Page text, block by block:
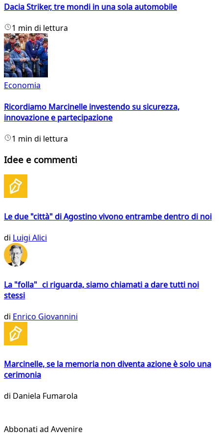
Dacia Striker, tre mondi in una sola automobile
1 min di lettura
Economia
Ricordiamo Marcinelle investendo su sicurezza,
innovazione e partecipazione
1 min di lettura
Idee e commenti
Le due "città" di Agostino vivono entrambe dentro di noi
di Luigi Alici
La "folla" ci riguarda, siamo chiamati a dare tutti noi
stessi
di Enrico Giovannini
Marcinelle, se la memoria non diventa azione è solo una
cerimonia
di Daniela Fumarola
Abbonati ad Avvenire